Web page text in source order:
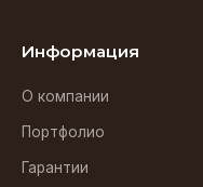
Информация
О компании
Портфолио
Гарантии